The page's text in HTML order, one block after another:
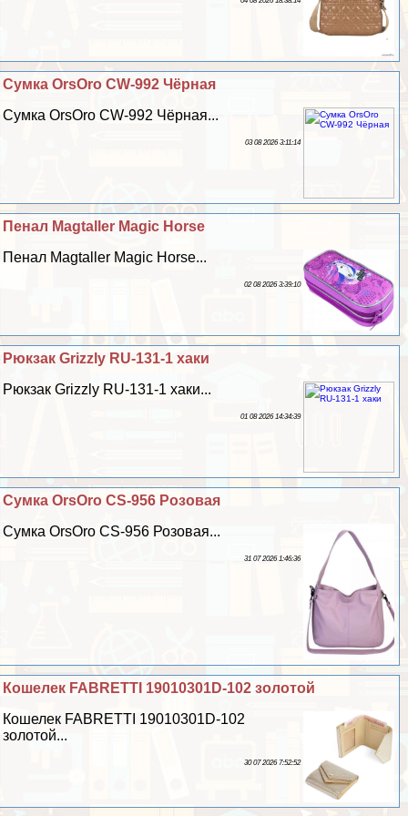
Сумка OrsOro CW-992 Чёрная
Сумка OrsOro CW-992 Чёрная...
03 08 2026 3:11:14
Пенал Magtaller Magic Horse
Пенал Magtaller Magic Horse...
02 08 2026 3:39:10
Рюкзак Grizzly RU-131-1 хаки
Рюкзак Grizzly RU-131-1 хаки...
01 08 2026 14:34:39
Сумка OrsOro CS-956 Розовая
Сумка OrsOro CS-956 Розовая...
31 07 2026 1:46:36
Кошелек FABRETTI 19010301D-102 золотой
Кошелек FABRETTI 19010301D-102
золотой...
30 07 2026 7:52:52